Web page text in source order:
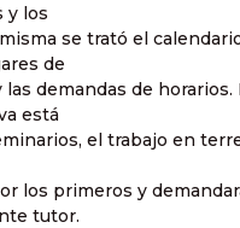
y los
se trató el
de
demandas de horarios.
está
el trabajo en
los primeros y
tutor.